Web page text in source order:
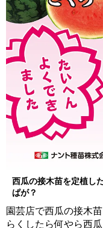
西瓜の接木苗を定植し
ぱが？
園芸店で西瓜の接木
らくしたら何やら西